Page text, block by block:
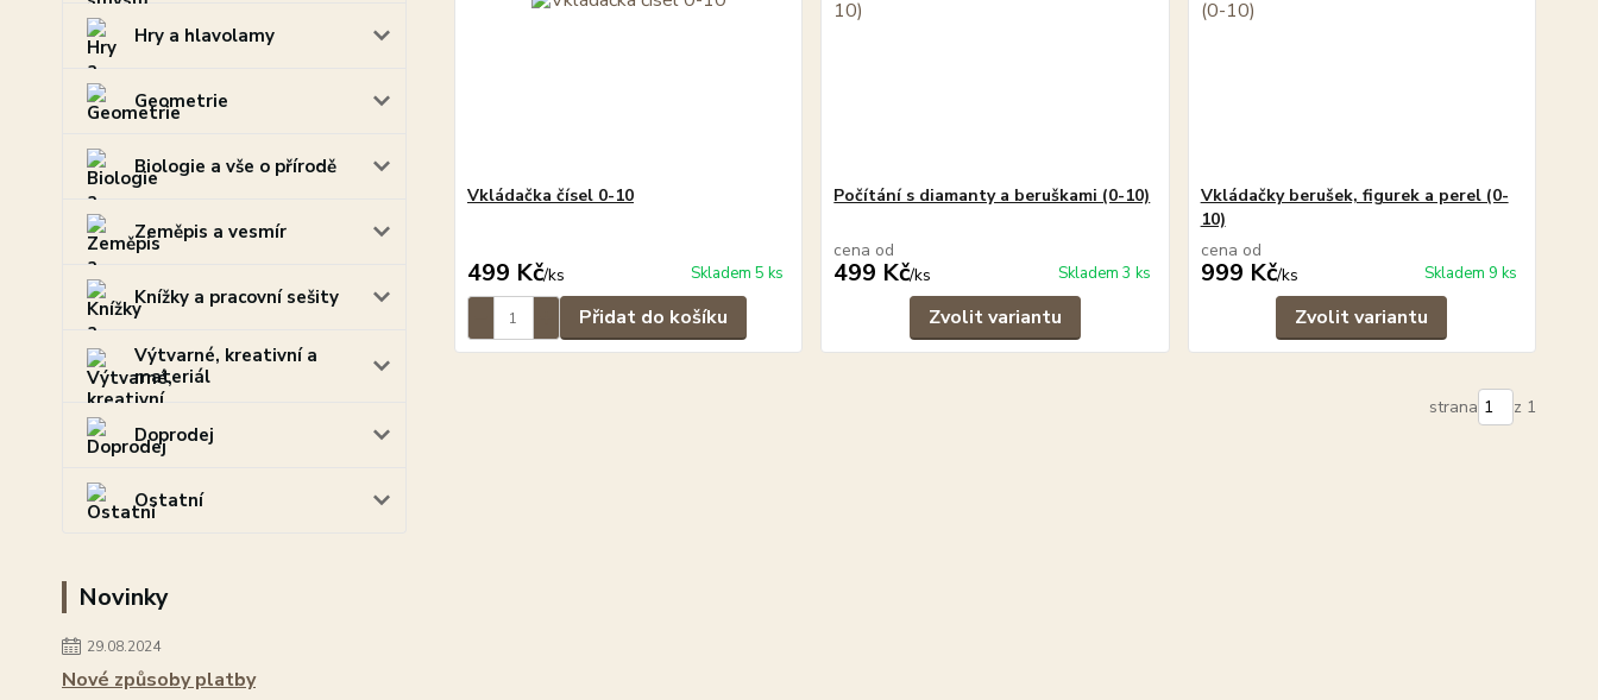
Hry a hlavolamy
Geometrie
Biologie a vše o přírodě
Zeměpis a vesmír
Knížky a pracovní sešity
Výtvarné, kreativní a
materiál
Doprodej
Ostatní
Novinky
29.08.2024
Nové způsoby platby
Vkládačka čísel 0-10
499 Kč/ks Skladem 5 ks
Přidat do košíku
Počítání s diamanty a beruškami (0-10)
cena od
499 Kč/ks Skladem 3 ks
Zvolit variantu
Vkládačky berušek, figurek a perel (0-
10)
cena od
999 Kč/ks Skladem 9 ks
Zvolit variantu
strana z 1